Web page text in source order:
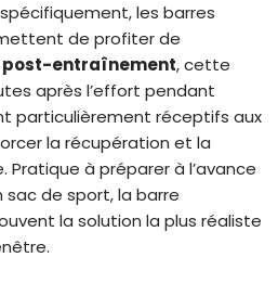
les barres
de profiter de
entraînement, cette
après l’effort pendant
particulièrement réceptifs aux
la récupération et la
Pratique à préparer à l’avance
de sport, la barre
la solution la plus réaliste